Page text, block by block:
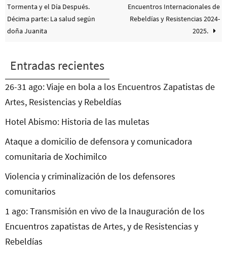
Tormenta y el Día Después.
Décima parte: La salud según
doña Juanita
Encuentros Internacionales de
Rebeldías y Resistencias 2024-
2025.
Entradas recientes
26-31 ago: Viaje en bola a los Encuentros Zapatistas de
Artes, Resistencias y Rebeldías
Hotel Abismo: Historia de las muletas
Ataque a domicilio de defensora y comunicadora
comunitaria de Xochimilco
Violencia y criminalización de los defensores
comunitarios
1 ago: Transmisión en vivo de la Inauguración de los
Encuentros zapatistas de Artes, y de Resistencias y
Rebeldías